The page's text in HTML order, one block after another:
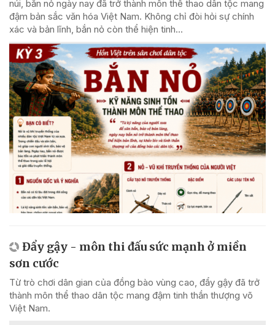
núi, bắn nỏ ngày nay đã trở thành môn thể thao dân tộc mang
đậm bản sắc văn hóa Việt Nam. Không chỉ đòi hỏi sự chính
xác và bản lĩnh, bắn nỏ còn thể hiện tinh...
Đẩy gậy - môn thi đấu sức mạnh ở miền
sơn cước
Từ trò chơi dân gian của đồng bào vùng cao, đẩy gậy đã trở
thành môn thể thao dân tộc mang đậm tinh thần thượng võ
Việt Nam.